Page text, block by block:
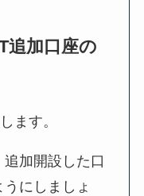
追加口座の
ます。
加開設した口
にしましょ